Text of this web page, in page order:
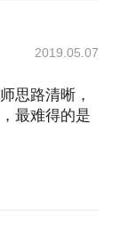
2019.05.07
思路清晰，
最难得的是